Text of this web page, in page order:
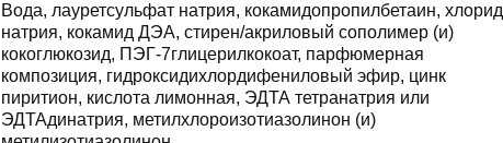
Вода, лауретсульфат натрия, кокамидопропилбетаин, хлорид
натрия, кокамид ДЭА, стирен/акриловый сополимер (и)
кокоглюкозид, ПЭГ-7глицерилкокоат, парфюмерная
композиция, гидроксидихлордифениловый эфир, цинк
пиритион, кислота лимонная, ЭДТА тетранатрия или
ЭДТАдинатрия, метилхлороизотиазолинон (и)